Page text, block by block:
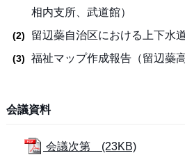
相内支所、武道館）
留辺蘂自治区における上下水
福祉マップ作成報告（留辺蘂
会議資料
会議次第 (23KB)